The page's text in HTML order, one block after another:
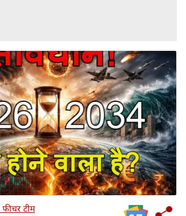
फीचर टीम